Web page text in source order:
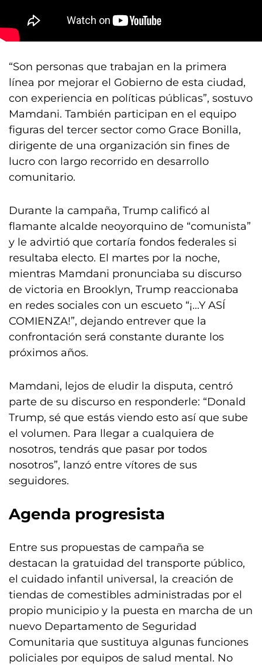
“Son personas que trabajan en la primera
línea por mejorar el Gobierno de esta ciudad,
con experiencia en políticas públicas”, sostuvo
Mamdani. También participan en el equipo
figuras del tercer sector como Grace Bonilla,
dirigente de una organización sin fines de
lucro con largo recorrido en desarrollo
comunitario.
Durante la campaña, Trump calificó al
flamante alcalde neoyorquino de “comunista”
y le advirtió que cortaría fondos federales si
resultaba electo. El martes por la noche,
mientras Mamdani pronunciaba su discurso
de victoria en Brooklyn, Trump reaccionaba
en redes sociales con un escueto “¡...Y ASÍ
COMIENZA!”, dejando entrever que la
confrontación será constante durante los
próximos años.
Mamdani, lejos de eludir la disputa, centró
parte de su discurso en responderle: “Donald
Trump, sé que estás viendo esto así que sube
el volumen. Para llegar a cualquiera de
nosotros, tendrás que pasar por todos
nosotros”, lanzó entre vítores de sus
seguidores.
Agenda progresista
Entre sus propuestas de campaña se
destacan la gratuidad del transporte público,
el cuidado infantil universal, la creación de
tiendas de comestibles administradas por el
propio municipio y la puesta en marcha de un
nuevo Departamento de Seguridad
Comunitaria que sustituya algunas funciones
policiales por equipos de salud mental. No